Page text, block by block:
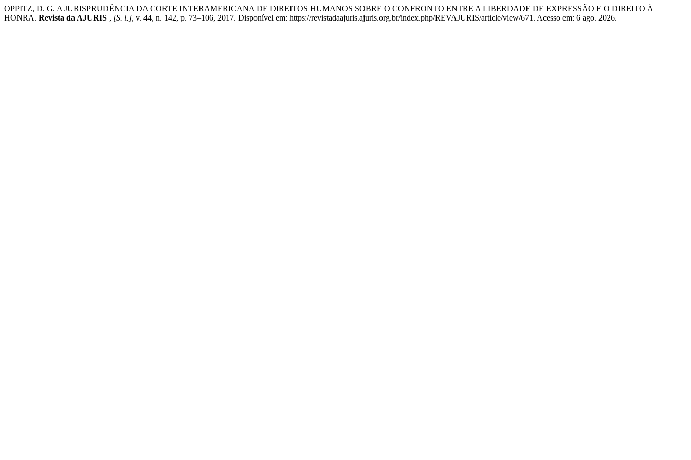
OPPITZ, D. G. A JURISPRUDÊNCIA DA CORTE INTERAMERICANA DE DIREITOS HUMANOS SOBRE O CONFRONTO ENTRE A LIBERDADE DE EXPRESSÃO E O DIREITO À
HONRA. Revista da AJURIS , [S. l.], v. 44, n. 142, p. 73–106, 2017. Disponível em: https://revistadaajuris.ajuris.org.br/index.php/REVAJURIS/article/view/671. Acesso em: 6 ago. 2026.